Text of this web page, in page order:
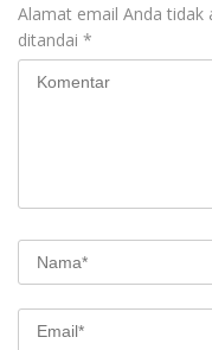
Alamat email Anda tidak
ditandai *